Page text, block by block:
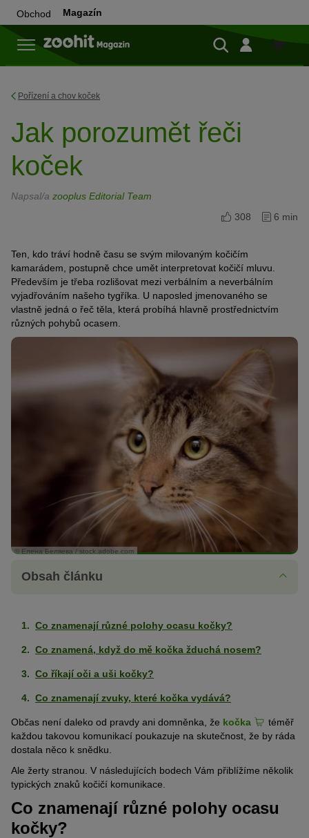
Obchod Magazín
Do
Pořízení a chov koček
Jak porozumět řeči
koček
Napsal/a zooplus Editorial Team
308
6 min
Ten, kdo tráví hodně času se svým milovaným kočičím
kamarádem, postupně chce umět interpretovat kočičí mluvu.
Především je třeba rozlišovat mezi verbálním a neverbálním
vyjadřováním našeho tygříka. U naposled jmenovaného se
vlastně jedná o řeč těla, která probíhá hlavně prostřednictvím
různých pohybů ocasem.
© Елена Беляева / stock.adobe.com
Obsah článku
Co znamenají různé polohy ocasu kočky?
Co znamená, když do mě kočka žduchá nosem?
Co říkají oči a uši kočky?
Co znamenají zvuky, které kočka vydává?
Občas není daleko od pravdy ani domněnka, že kočka
téměř
každou takovou komunikací poukazuje na skutečnost, že by ráda
dostala něco k snědku.
Ale žerty stranou. V následujících bodech Vám přiblížíme několik
typických znaků kočičí komunikace.
Co znamenají různé polohy ocasu
kočky?